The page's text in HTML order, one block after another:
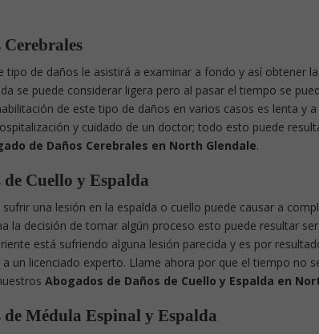
Cerebrales
tipo de daños le asistirá a examinar a fondo y así obtener
se puede considerar ligera pero al pasar el tiempo se
de este tipo de daños en varios casos es lenta y
y cuidado de un doctor; todo esto puede
de Daños Cerebrales en North Glendale.
Cuello y Espalda
una lesión en la espalda o cuello puede causar a
la decisión de tomar algún proceso esto puede resultar
está sufriendo alguna lesión parecida y es por
un licenciado experto. Llame ahora por que el tiempo no
Abogados de Daños de Cuello y Espalda en
de Médula Espinal y Espalda